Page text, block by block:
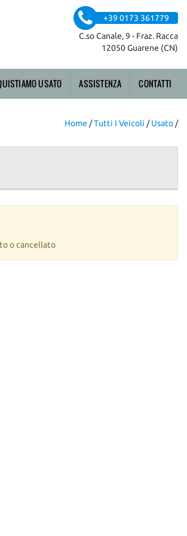
+39 0173 361779
C.so Canale, 9 - Fraz. Racca
12050 Guarene (CN)
USATO ASSISTENZA CONTATTI
Home /Tutti I Veicoli /Usato /
o cancellato